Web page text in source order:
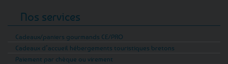
Nos services
Cadeaux/paniers gourmands CE/PRO
Cadeaux d’accueil hébergements touristiques bretons
Paiement par chèque ou virement